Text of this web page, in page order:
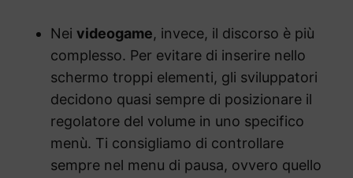
Nei videogame, invece, il discorso è più
complesso. Per evitare di inserire nello
schermo troppi elementi, gli sviluppatori
decidono quasi sempre di posizionare il
regolatore del volume in uno specifico
menù. Ti consigliamo di controllare
sempre nel menu di pausa, ovvero quello